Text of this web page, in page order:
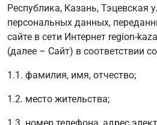
Республика, Казань, Тэцевская
персональных данных,
сайте в сети Интернет region-
(далее – Сайт) в соответствии
1.1. фамилия, имя, отчество;
1.2. место жительства;